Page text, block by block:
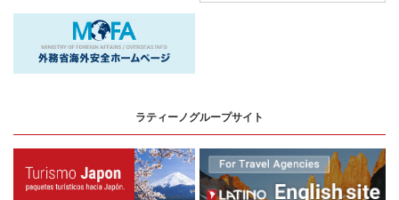
ラティーノグループサイト